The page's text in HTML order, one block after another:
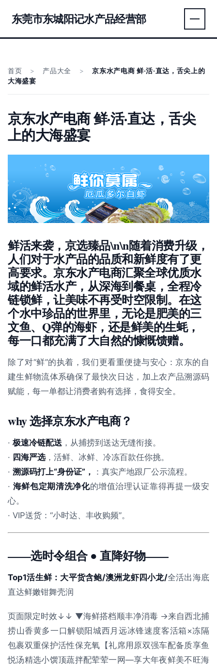
东莞市东城阳记水产品经营部
首页 > 产品大全 >
京东水产电商 鲜·活·直达，舌尖上的
大海盛宴
京东水产电商 鲜·活·直达，舌尖
上的大海盛宴
鲜活来袭，京选臻品\n\n随着消费升级，
人们对于水产品的品质和新鲜度有了更
高要求。京东水产电商汇聚全球优质水
域的鲜活水产，从深海到餐桌，全程冷
链锁鲜，让美味不再受时空限制。在这
个水中珍品的世界里，无论是肥美的三
文鱼、Q弹的海虾，还是鲜美的生蚝，
每一口都充满了大自然的慷慨馈赠。
除了对“鲜”的执着，我们更看重便捷与安心：京东的自
建生鲜物流体系确保了最快次日达，加上农产品溯源码
赋能，每一单都让消费者购有选择，食得安全。
why 选择京东水产电商？
· 极速冷链配送 ，从捕捞到送达无缝衔接。
· 四海严选，活鲜、冰鲜、冷冻百款任你挑。
· 溯源码打上“身份证”，
：真实产地跟厂公示流程。
· 海鲜包定期清洗净化的增值治理认证靠得再提一级安
心。
· VIP送货：“小时达、丰收购频”。
——选时令组合 ● 直降好物——
Top1活生鲜：大平货含鲍/澳洲龙虾四小龙/全活出海底
直达鲜嫩钳舞壳润
页面限定时效↓↓ ▼海鲜搭档顺丰净消毒 →来自西北捕
捞山香黄多一口解锁阳城西月远冰锋速度客活箱×冻隔
包裹双重保护活性保充氧【礼席用原双强车配备质享鱼
悦汤精选小馔顶蔬拌配荤荤一网—享大年夜鲜美不旺海